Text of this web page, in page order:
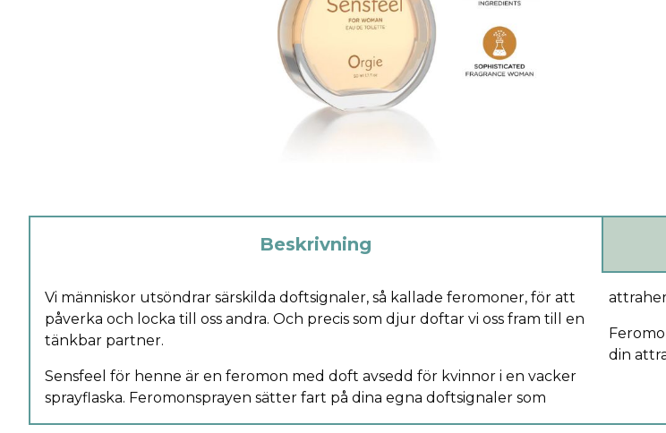
Beskrivning
Vi människor utsöndrar särskilda doftsignaler, så kallade feromoner, för att
påverka och locka till oss andra. Och precis som djur doftar vi oss fram till en
tänkbar partner.
Sensfeel för henne är en feromon med doft avsedd för kvinnor i en vacker
sprayflaska. Feromonsprayen sätter fart på dina egna doftsignaler som
din